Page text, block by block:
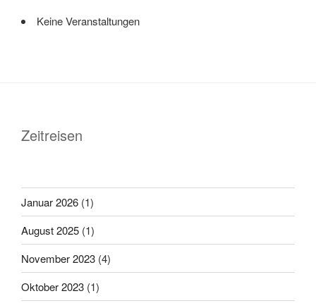
Keine Veranstaltungen
Zeitreisen
Januar 2026 (1)
August 2025 (1)
November 2023 (4)
Oktober 2023 (1)